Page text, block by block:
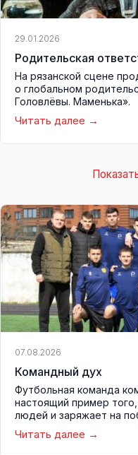
29.01.2026
Родительская
На рязанской сцене
о глобальном
Головлёвы. Маменька».
Читать далее
07.08.2026
Командный дух
Футбольная команда
настоящий пример
людей и заряжает на
Читать далее